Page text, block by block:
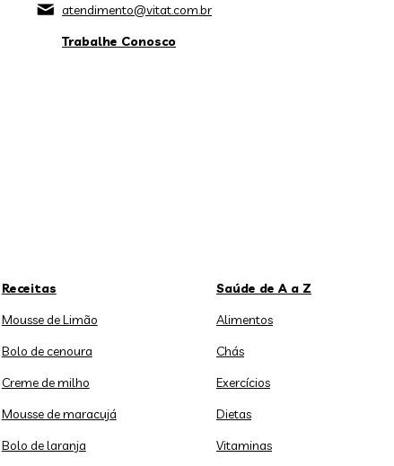
atendimento@vitat.com.br
Trabalhe Conosco
Receitas
Mousse de Limão
Bolo de cenoura
Creme de milho
Mousse de maracujá
Bolo de laranja
Saúde de A a Z
Alimentos
Chás
Exercícios
Dietas
Vitaminas